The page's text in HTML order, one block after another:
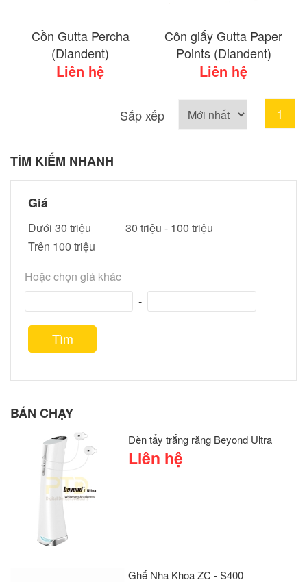
Cồn Gutta Percha
(Diandent)
Liên hệ
Côn giấy Gutta Paper
Points (Diandent)
Liên hệ
Sắp xếp
TÌM KIẾM NHANH
Giá
Dưới 30 triệu
30 triệu - 100 triệu
Trên 100 triệu
Hoặc chọn giá khác
-
Tìm
BÁN CHẠY
Đèn tẩy trắng răng Beyond Ultra
Liên hệ
Ghế Nha Khoa ZC - S400